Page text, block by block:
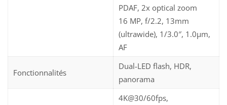
PDAF, 2x optical zoom
16 MP, f/2.2, 13mm
(ultrawide), 1/3.0″, 1.0µm,
AF
Fonctionnalités
Dual-LED flash, HDR,
panorama
4K@30/60fps,